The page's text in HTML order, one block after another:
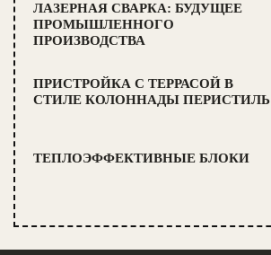
ЛАЗЕРНАЯ СВАРКА: БУДУЩЕЕ
ПРОМЫШЛЕННОГО
ПРОИЗВОДСТВА
ПРИСТРОЙКА С ТЕРРАСОЙ В
СТИЛЕ КОЛОННАДЫ ПЕРИСТИЛЬ
ТЕПЛОЭФФЕКТИВНЫЕ БЛОКИ